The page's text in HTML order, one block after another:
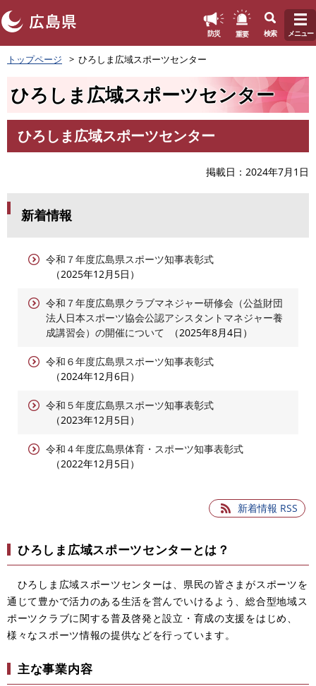
ペ
ー
頭
す
防災 重要 検索 メニュー
トップページ ひろしま広域スポーツセンター
ひろしま広域スポーツセンター
文
ひろしま広域スポーツセンター
掲載日 2024年7月1日
新着情報
令和７年度広島県スポーツ知事表彰式
2025年12月5日
令和７年度広島県クラブマネジャー研修会（公益財団
法人日本スポーツ協会公認アシスタントマネジャー養
成講習会）の開催について
2025年8月4日
令和６年度広島県スポーツ知事表彰式
2024年12月6日
令和５年度広島県スポーツ知事表彰式
2023年12月5日
令和４年度広島県体育・スポーツ知事表彰式
2022年12月5日
新着情報 RSS
ひろしま広域スポーツセンターとは？
ひろしま広域スポーツセンターは、県民の皆さまがスポーツを
通じて豊かで活力のある生活を営んでいけるよう、総合型地域ス
ポーツクラブに関する普及啓発と設立・育成の支援をはじめ、
様々なスポーツ情報の提供などを行っています。
主な事業内容